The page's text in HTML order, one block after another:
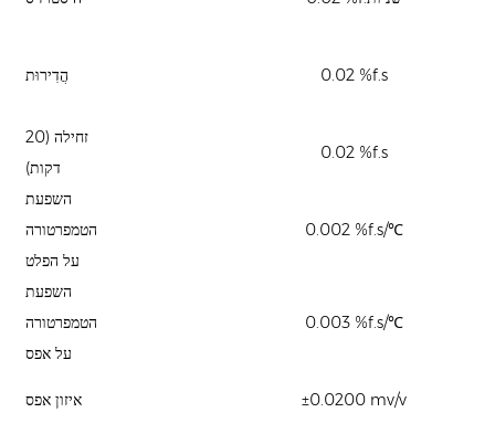
הֲדִירוּת 0.02 %f.s
זחילה (20
דקות)
0.02 %f.s
השפעת
הטמפרטורה
על הפלט
0.002 %f.s/℃
השפעת
הטמפרטורה
על אפס
0.003 %f.s/℃
איזון אפס ±0.0200 mv/v